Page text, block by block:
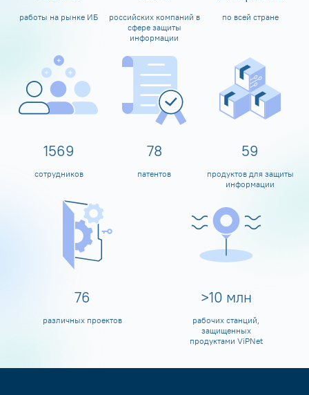
работы на рынке ИБ
российских компаний в
сфере защиты
информации
по всей стране
1600
сотрудников
80
патентов
60
продуктов для защиты
информации
80
различных проектов
>10 млн
рабочих станций,
защищенных
продуктами ViPNet